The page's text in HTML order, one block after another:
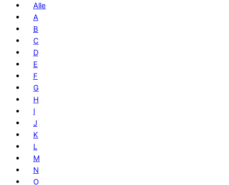
Alle
A
B
C
D
E
F
G
H
I
J
K
L
M
N
O